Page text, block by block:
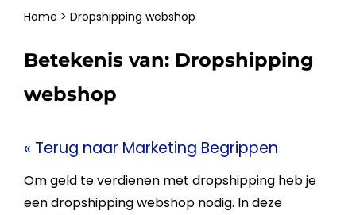
Home > Dropshipping webshop
Betekenis van: Dropshipping
webshop
« Terug naar Marketing Begrippen
Om geld te verdienen met dropshippingheb je
eendropshippingwebshopnodig. In deze